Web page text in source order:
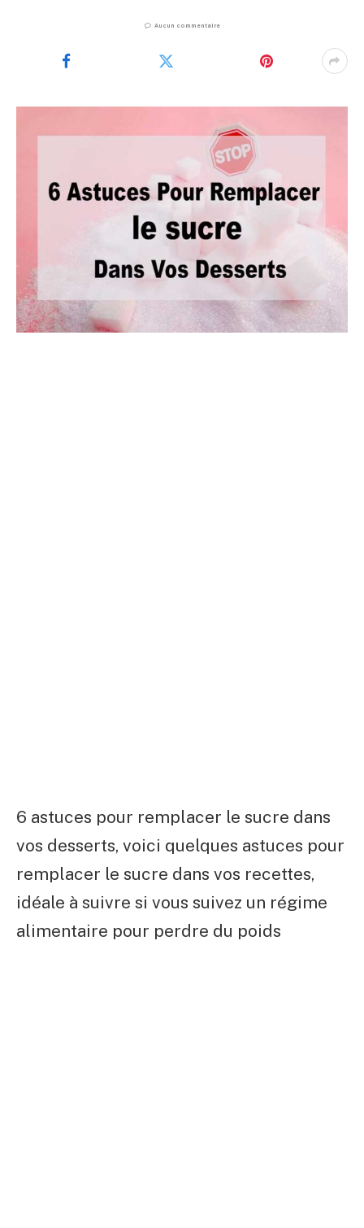
Aucun commentaire
6 astuces pour remplacer le sucre dans
vos desserts, voici quelques astuces pour
remplacer le sucre dans vos recettes,
idéale à suivre si vous suivez un régime
alimentaire pour perdre du poids